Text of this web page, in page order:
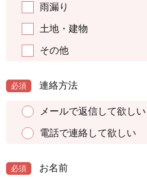
雨漏り
土地・建物
その他
必須 連絡方法
メールで返信して欲しい
電話で連絡して欲しい
必須 お名前